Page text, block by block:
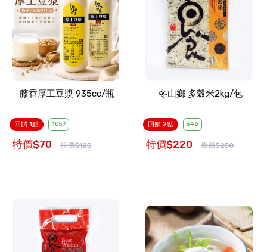
藤香厚工豆漿 935cc/瓶
回饋 1點 1057
特價$70 原價$125
冬山鄉 多穀米2kg/包
回饋 2點 546
特價$220 原價$250